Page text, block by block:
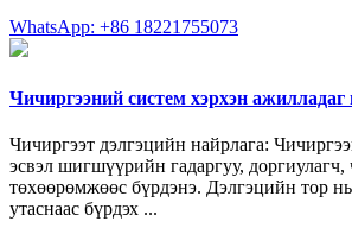
WhatsApp: +86 18221755073
Чичиргээний систем хэрхэн ажилладаг
Чичиргээт дэлгэцийн найрлага:
эсвэл шигшүүрийн гадаргуу, доргиулагч,
төхөөрөмжөөс бүрдэнэ. Дэлгэцийн тор
утаснаас бүрдэх ...